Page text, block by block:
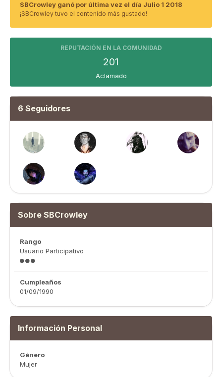
SBCrowley ganó por última vez el día Julio 1 2018
¡SBCrowley tuvo el contenido más gustado!
REPUTACIÓN EN LA COMUNIDAD
201
Aclamado
6 Seguidores
Sobre SBCrowley
Rango
Usuario Participativo
Cumpleaños
01/09/1990
Información Personal
Género
Mujer